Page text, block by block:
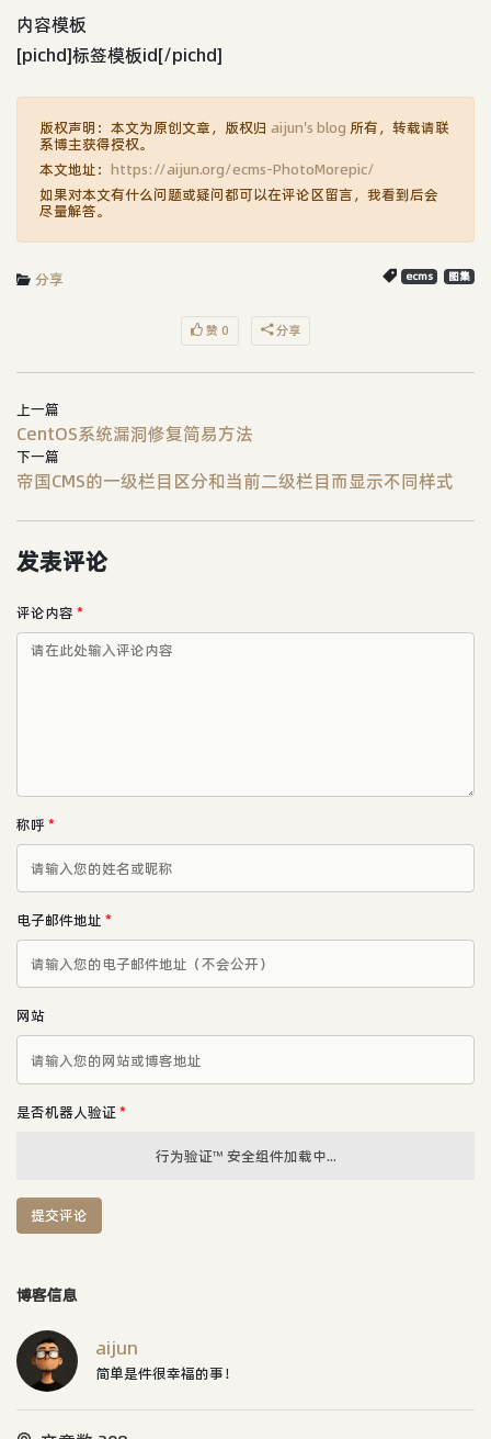
内容模板
[pichd]标签模板id[/pichd]
版权声明：本文为原创文章，版权归 aijun's blog 所有，转载请联
系博主获得授权。
本文地址： https://aijun.org/ecms-PhotoMorepic/
如果对本文有什么问题或疑问都可以在评论区留言，我看到后会
尽量解答。
分享 ecms 图集
赞 0 分享
上一篇
CentOS系统漏洞修复简易方法
下一篇
帝国CMS的一级栏目区分和当前二级栏目而显示不同样式
发表评论
评论内容 *
称呼*
电子邮件地址 *
网站
是否机器人验证 *
行为验证™ 安全组件加载中...
提交评论
博客信息
aijun
简单是件很幸福的事！